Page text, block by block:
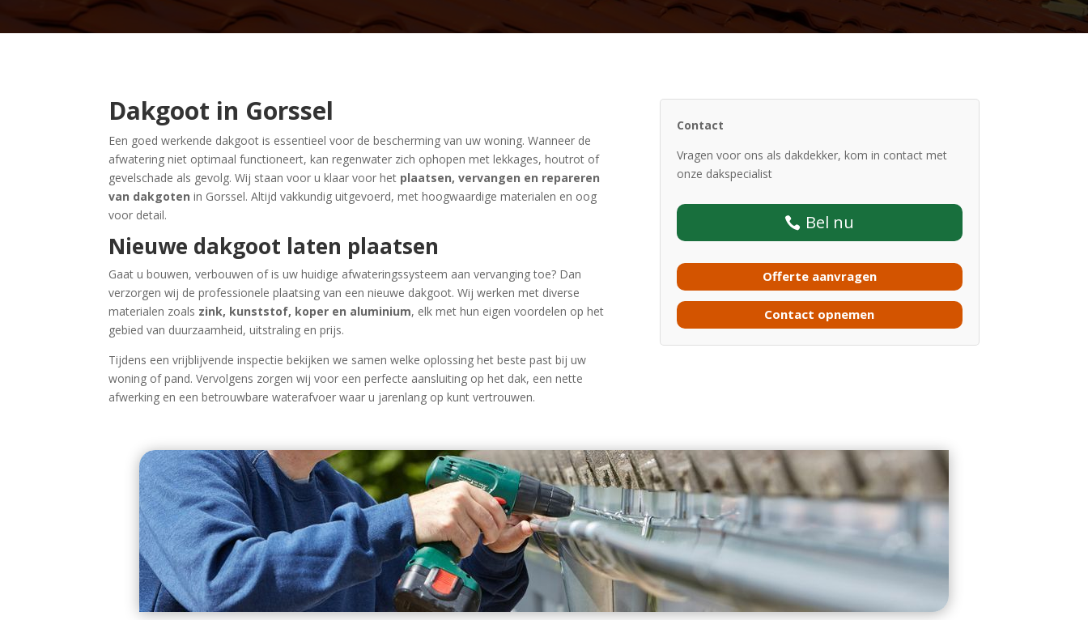
Dakgoot in Gorssel
Een goed werkende dakgoot is essentieel voor de bescherming van uw woning. Wanneer de
afwatering niet optimaal functioneert, kan regenwater zich ophopen met lekkages, houtrot of
gevelschade als gevolg. Wij staan voor u klaar voor het plaatsen, vervangen en repareren
van dakgoten in Gorssel. Altijd vakkundig uitgevoerd, met hoogwaardige materialen en oog
voor detail.
Nieuwe dakgoot laten plaatsen
Gaat u bouwen, verbouwen of is uw huidige afwateringssysteem aan vervanging toe? Dan
verzorgen wij de professionele plaatsing van een nieuwe dakgoot. Wij werken met diverse
materialen zoals zink, kunststof, koper en aluminium, elk met hun eigen voordelen op het
gebied van duurzaamheid, uitstraling en prijs.
Tijdens een vrijblijvende inspectie bekijken we samen welke oplossing het beste past bij uw
woning of pand. Vervolgens zorgen wij voor een perfecte aansluiting op het dak, een nette
afwerking en een betrouwbare waterafvoer waar u jarenlang op kunt vertrouwen.
Contact
Vragen voor ons als dakdekker, kom in contact met
onze dakspecialist
Bel nu
Offerte aanvragen
Contact opnemen